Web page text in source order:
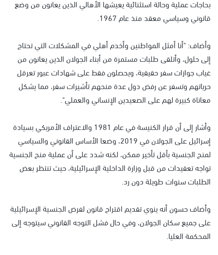
بحاجات عملية وحالة استثنائية يعيشها الأهالي الذين يعانون من وضع
قانوني وسياسي معقد منذ عام 1967.
وأضاف: "أنا أمثل المواطنين وأخدم أهلي في المشكلات التي تحتاج
إلى حلول، وأتلقى طلبات مستمرة من أبناء الجولان الذين يعانون من
غياب جوازات سفر حقيقية، ويحصلون فقط على شهادات عبور تعرقل
حرياتهم وتسفر عن رفض دول عدة منحهم تأشيرات سفر، مما يشكل
معاناة كبيرة لهم على الصعيدين الإنساني والعملي".
وأشار إلى أن قرار الكنيسة في عام 1981 والاعتراف الأمريكي بسيادة
إسرائيل على الجولان في 2019، وضعا الأساس القانوني والسياسي
لمنح الجنسية بأقل تأخير ممكن، لكنه شدد على أن عملية منح الجنسية
تواجه تعقيدات من قبل وزارة الداخلية الإسرائيلية، حيث تنتظر بعض
الطلبات سنوات طويلة دون رد.
وأضاف حسون أنه ينوي تقديم اقتراح قانون لفرض الجنسية الإسرائيلية
على جميع سكان الجولان، وفي حال فشل التوجه القانوني سيتوجه إلى
المحكمة العليا.